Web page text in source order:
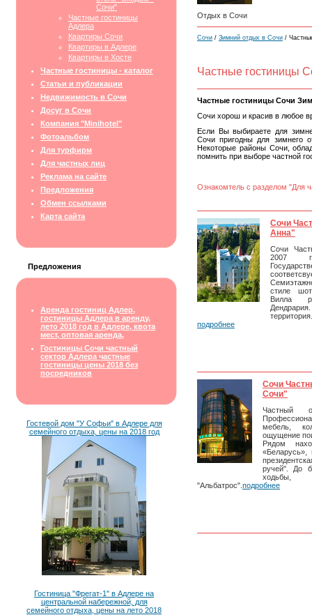
Сочи"
Частные гостиницы
Адлера
Квартиры Сочи
Квартиры в Адлере
Квартиры в Хосте
Частные гостиницы - каталог
Статьи и публикации
Недвижимость в Сочи
Досуг в Сочи
Компания "Minihotel"
Фотоальбом
Для турфирм
Для частных лиц
Реклама на сайте
Предложения
Обмен ссылками
Карта сайта
Предложения
Аренда гостиниц Адлер,
гостиницы Адлера в аренду,
лето 2018 год в Адлере, квота
мест, оптовая аренда,
Гостиницы Сочи частный
сектор Адлера частные
гостиницы цены 2018 без
посредников
Гостевой дом "У Софьи" в Адлере для
семейного отдыха, цены на 2018 год
Гостиница "Фрегат-1" в Адлере на
центральной набережной, для
семейного отдыха, цены на лето 2018
Отдых в Сочи
Сочи / Зимний отдых в Сочи /
Частные гостиницы
Частные гостиницы Сочи
Сочи хорош и красив в любое
Если Вы выбираете для
Сочи пригодны для зимнего
Некоторые районы Сочи,
помнить при выборе частной
Ознакомтель с разделом "Для
Сочи
Анна"
Сочи
2007
стиле
Вилла
подробнее
Сочи
Сочи"
Частный
мебель,
ощущение
Рядом
«Беларусь»,
ручей". До
"Альбатрос". подробнее